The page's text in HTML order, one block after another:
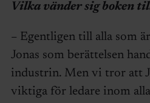
Vilka vänder sig boken
– Egentligen till alla som
Jonas som berättelsen
industrin. Men vi tror att
viktiga för ledare inom